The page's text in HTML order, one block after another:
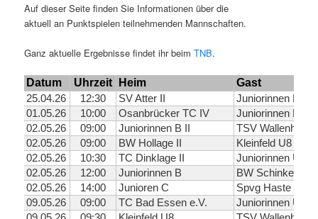
Auf dieser Seite finden Sie Informationen über die
aktuell an Punktspielen teilnehmenden Mannschaften.
Ganz aktuelle Ergebnisse findet ihr beimTNB.